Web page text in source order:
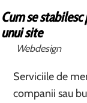
Cum se
unui site
Webdesign
Serviciile de
companii sau